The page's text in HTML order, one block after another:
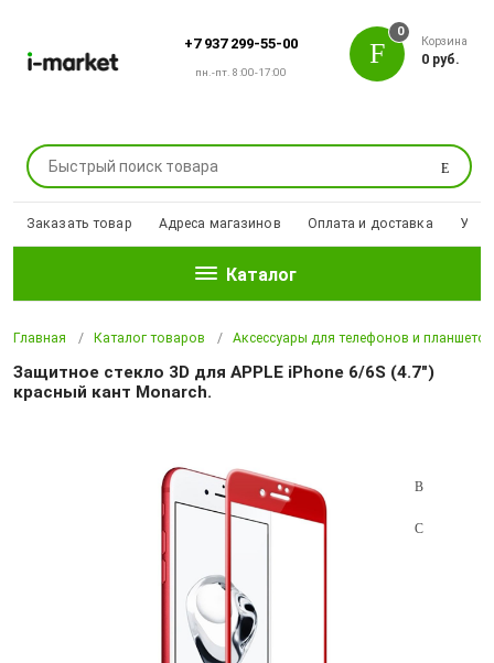
+7 937 299-55-00
пн.-пт. 8:00-17:00
Поиск
0
Корзина
0 руб.
Заказать товар Адреса магазинов Оплата и доставка
Каталог
Главная Каталог товаров Аксессуары для телефонов и планшетов
Защитное стекло 3D для APPLE iPhone 6/6S (4.7")
красный кант Monarch.